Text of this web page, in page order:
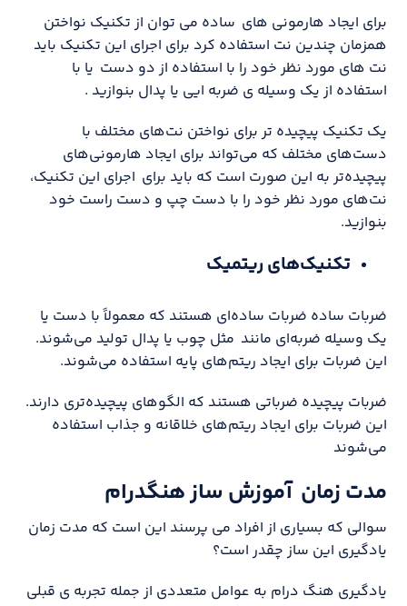
برای ایجاد هارمونی های ساده می توان از تکنیک نواختن
همزمان چندین نت استفاده کرد برای اجرای این تکنیک باید
نت های مورد نظر خود را با استفاده از دو دست یا با
استفاده از یک وسیله ی ضربه ایی یا پدال بنوازید .
یک تکنیک پیچیده تر برای نواختن نت‌های مختلف با
دست‌های مختلف که می‌تواند برای ایجاد هارمونی‌های
پیچیده‌تر به این صورت است که باید برای اجرای این تکنیک،
نت‌های مورد نظر خود را با دست چپ و دست راست خود
بنوازید.
تکنیک‌های ریتمیک
ضربات ساده ضربات ساده‌ای هستند که معمولاً با دست یا
یک وسیله ضربه‌ای مانند مثل چوب یا پدال تولید می‌شوند.
این ضربات برای ایجاد ریتم‌های پایه استفاده می‌شوند.
ضربات پیچیده ضرباتی هستند که الگوهای پیچیده‌تری دارند.
این ضربات برای ایجاد ریتم‌های خلاقانه و جذاب استفاده
می‌شوند
مدت زمان آموزش ساز هنگدرام
سوالی که بسیاری از افراد می پرسند این است که مدت زمان
یادگیری این ساز چقدر است؟
یادگیری هنگ درام به عوامل متعددی از جمله تجربه ی قبلی